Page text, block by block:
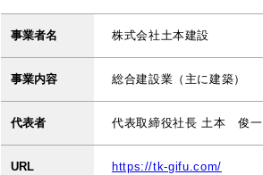
事業者名 株式会社土本建設
事業内容 総合建設業（主に建築）
代表者 代表取締役社長 土本 俊一
URL https://tk-gifu.com/